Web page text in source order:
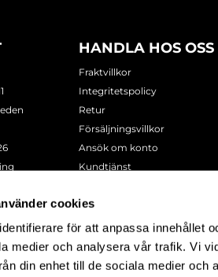
cookies
för att anpassa innehållet
medier och analysera vår trafik. Vi
din enhet till de sociala medier
8925
835-7378
HANDLA HOS OSS
Fraktvillkor
Integritetspolicy
Retur
Försäljningsvillkor
Ansök om konto
Kundtjänst